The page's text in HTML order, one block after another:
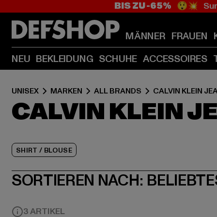
BIS ZU -65% 😲💥
MÄNNER FRAUEN
NEU BEKLEIDUNG SCHUHE ACCESSOIRES
UNISEX MARKEN ALL BRANDS CALVIN KLEIN
CALVIN KLEIN
SHIRT / BLOUSE
SORTIEREN NACH:
3 ARTIKEL